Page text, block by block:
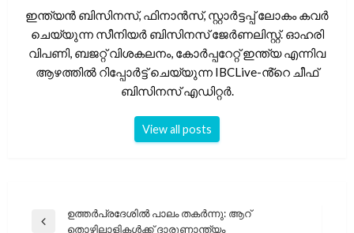
ഇന്ത്യൻ ബിസിനസ്, ഫിനാൻസ്, സ്റ്റാർട്ടപ്പ് ലോകം കവർ
ചെയ്യുന്ന സീനിയർ ബിസിനസ് ജേർണലിസ്റ്റ്. ഓഹരി
വിപണി, ബജറ്റ് വിശകലനം, കോർപ്പറേറ്റ് ഇന്ത്യ എന്നിവ
ആഴത്തിൽ റിപ്പോർട്ട് ചെയ്യുന്ന IBCLive-ൻ്റെ ചീഫ്
ബിസിനസ് എഡിറ്റർ.
View all posts
പോസ്റ്റുകളിലൂടെ
Previous
ഉത്തർപ്രദേശിൽ പാലം തകർന്നു: ആറ്
തൊഴിലാളികൾക്ക് ദാരുണാന്ത്യം